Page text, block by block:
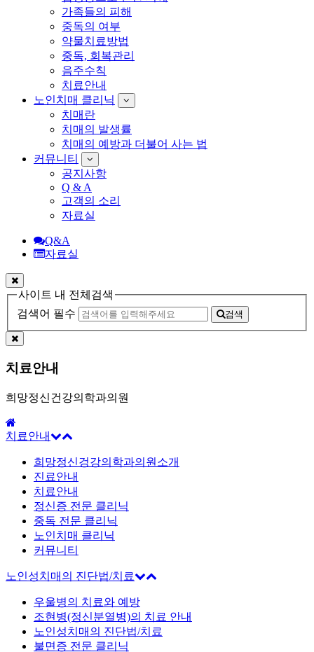
가족들의 피해
중독의 여부
약물치료방법
중독, 회복관리
음주수칙
치료안내
노인치매 클리닉
치매란
치매의 발생률
치매의 예방과 더불어 사는 법
커뮤니티
공지사항
Q & A
고객의 소리
자료실
Q&A
자료실
사이트 내 전체검색
검색어 필수
검색
치료안내
희망정신건강의학과의원
치료안내
희망정신겅강의학과의원소개
진료안내
치료안내
정신증 전문 클리닉
중독 전문 클리닉
노인치매 클리닉
커뮤니티
노인성치매의 진단법/치료
우울병의 치료와 예방
조현병(정신분열병)의 치료 안내
노인성치매의 진단법/치료
불면증 전문 클리닉